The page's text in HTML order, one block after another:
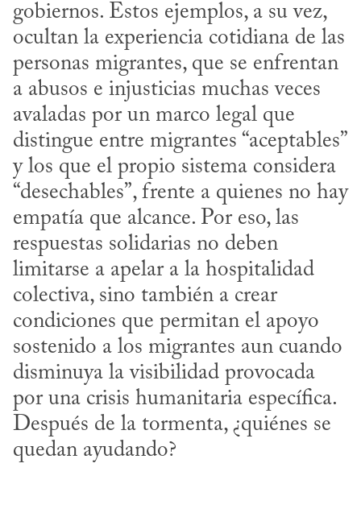
gobiernos. Estos ejemplos, a su vez,
ocultan la experiencia cotidiana de las
personas migrantes, que se enfrentan
a abusos e injusticias muchas veces
avaladas por un marco legal que
distingue entre migrantes “aceptables”
y los que el propio sistema considera
“desechables”, frente a quienes no hay
empatía que alcance. Por eso, las
respuestas solidarias no deben
limitarse a apelar a la hospitalidad
colectiva, sino también a crear
condiciones que permitan el apoyo
sostenido a los migrantes aun cuando
disminuya la visibilidad provocada
por una crisis humanitaria específica.
Después de la tormenta, ¿quiénes se
quedan ayudando?